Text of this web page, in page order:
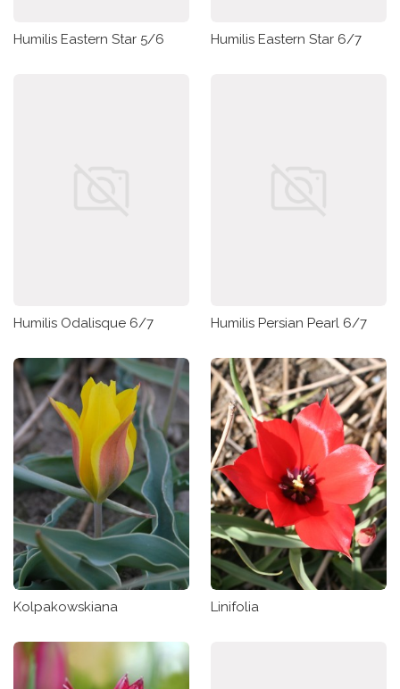
Humilis Eastern Star 5/6 Humilis Eastern Star 6/7
Humilis Odalisque 6/7 Humilis Persian Pearl 6/7
Kolpakowskiana Linifolia